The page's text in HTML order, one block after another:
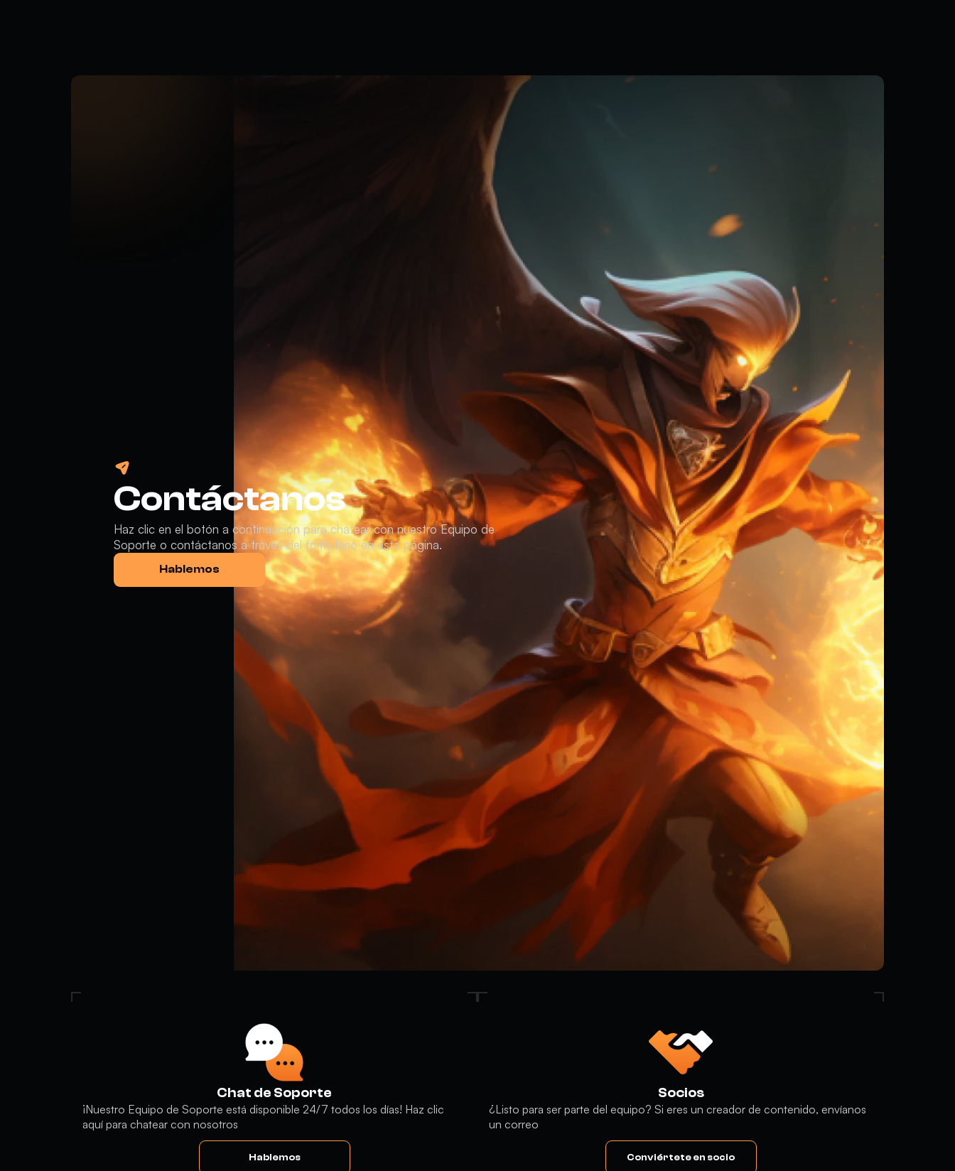
Contáctanos
Haz clic en el botón a continuación para chatear con nuestro Equipo de
Soporte o contáctanos a través del formulario en esta página.
Hablemos
Chat de Soporte
¡Nuestro Equipo de Soporte está disponible 24/7 todos los días! Haz clic
aquí para chatear con nosotros
Hablemos
Socios
¿Listo para ser parte del equipo? Si eres un creador de contenido, envíanos
un correo
Conviértete en socio